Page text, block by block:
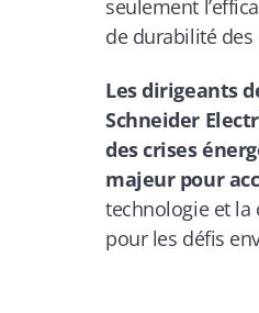
seulement
de durabilité des
Les dirigeants
Schneider
des crises
majeur pour
technologie et la
pour les défis